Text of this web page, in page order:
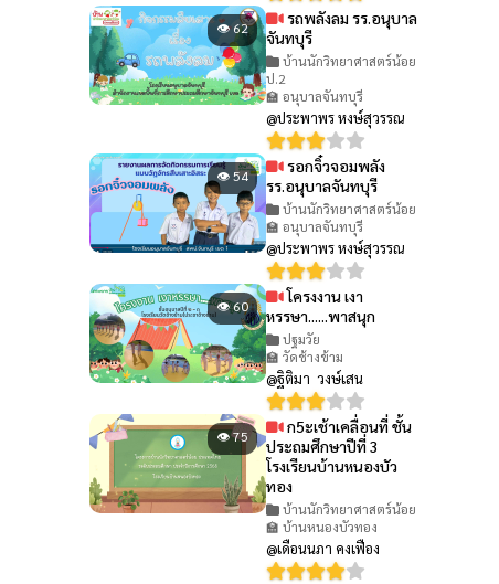
👁 62
รถพลังลม รร.อนุบาล
จันทบุรี
บ้านนักวิทยาศาสตร์น้อย
ป.2
🏫 อนุบาลจันทบุรี
@ประพาพร หงษ์สุวรรณ
👁 54
รอกจิ๋วจอมพลัง
รร.อนุบาลจันทบุรี
บ้านนักวิทยาศาสตร์น้อย
🏫 อนุบาลจันทบุรี
@ประพาพร หงษ์สุวรรณ
👁 60
โครงงาน เงา
หรรษา......พาสนุก
ปฐมวัย
🏫 วัดช้างข้าม
@ฐิติมา วงษ์เสน
👁 75
ก5ะเช้าเคลื่อนที่ ชั้น
ประถมศึกษาปีที่ 3
โรงเรียนบ้านหนองบัว
ทอง
บ้านนักวิทยาศาสตร์น้อย
🏫 บ้านหนองบัวทอง
@เดือนนภา คงเฟือง